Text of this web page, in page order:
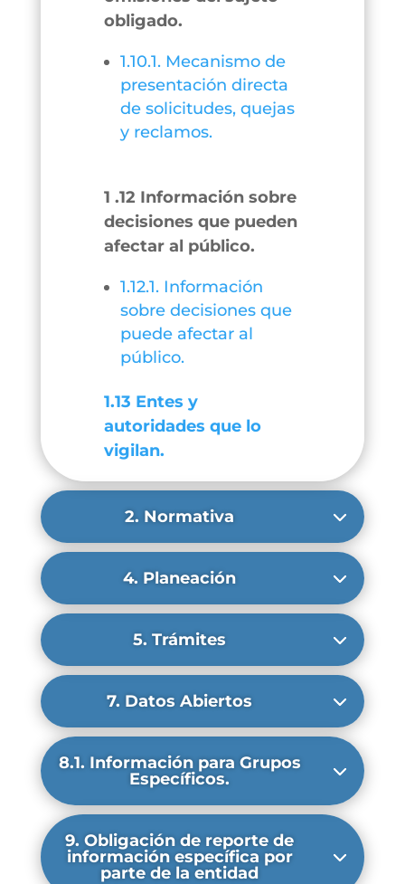
obligado.
1.10.1. Mecanismo de
presentación directa
de solicitudes, quejas
y reclamos.
1 .12 Información sobre
decisiones que pueden
afectar al público.
1.12.1. Información
sobre decisiones que
puede afectar al
público.
1.13 Entes y
autoridades que lo
vigilan.
2. Normativa
4. Planeación
5. Trámites
7. Datos Abiertos
8.1. Información para Grupos
Específicos.
9. Obligación de reporte de
información específica por
parte de la entidad